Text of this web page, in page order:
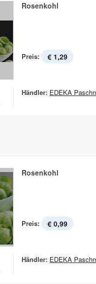
Rosenkohl
Preis: € 1,29
Händler: EDEKA
Rosenkohl
Preis: € 0,99
Händler: EDEKA